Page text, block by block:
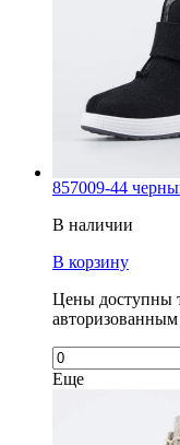
857009-44
В наличии
В корзину
Цены доступны
авторизованным
Еще